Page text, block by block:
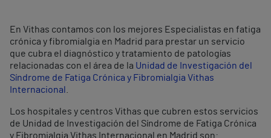
En Vithas contamos con los mejores Especialistas en fatiga
crónica y fibromialgia en Madrid para prestar un servicio
que cubra el diagnóstico y tratamiento de patologías
relacionadas con el área de la Unidad de Investigación del
Síndrome de Fatiga Crónica y Fibromialgia Vithas
Internacional
Los hospitales y centros Vithas que cubren estos servicios
de Unidad de Investigación del Síndrome de Fatiga Crónica
y Fibromialgia Vithas Internacional en Madrid son: